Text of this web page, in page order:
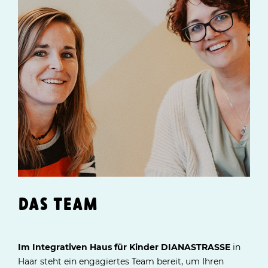
DAS TEAM
Im Integrativen Haus für Kinder DIANASTRASSE in
Haar steht ein engagiertes Team bereit, um Ihren